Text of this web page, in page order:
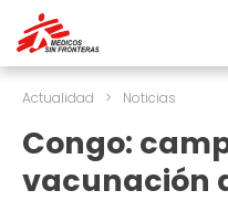
Actualidad > Noticias
Congo:
vacunación